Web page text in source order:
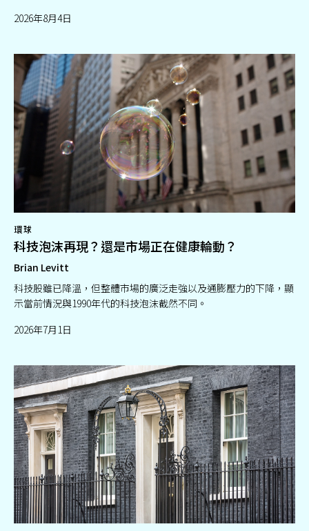
2026年8月4日
環球
科技泡沫再現？還是市場正在健康輪動？
Brian Levitt
科技股雖已降溫，但整體市場的廣泛走強以及通膨壓力的下降，顯
示當前情況與1990年代的科技泡沫截然不同。
2026年7月1日